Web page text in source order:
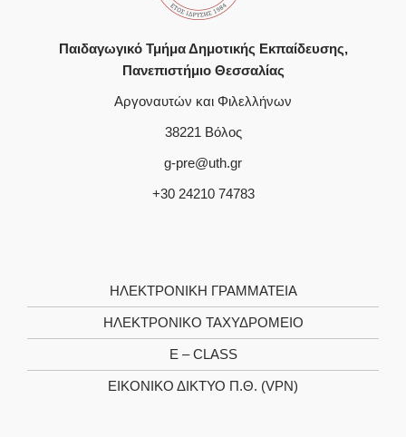
Παιδαγωγικό Τμήμα Δημοτικής Εκπαίδευσης,
Πανεπιστήμιο Θεσσαλίας
Αργοναυτών και Φιλελλήνων
38221 Βόλος
g-pre@uth.gr
+30 24210 74783
ΗΛΕΚΤΡΟΝΙΚΉ ΓΡΑΜΜΑΤΕΊΑ
ΗΛΕΚΤΡΟΝΙΚΌ ΤΑΧΥΔΡΟΜΕΊΟ
E – CLASS
ΕΙΚΟΝΙΚΌ ΔΊΚΤΥΟ Π.Θ. (VPN)